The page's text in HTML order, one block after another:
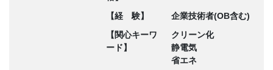
【経 験】
企業技術者(OB含む)
【関心キーワ
ード】
クリーン化
静電気
省エネ